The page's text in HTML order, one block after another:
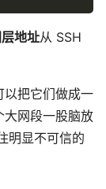
地址从 SSH
以把它们做成一
大网段一股脑放
明显不可信的